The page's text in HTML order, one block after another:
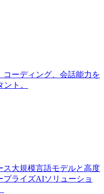
コーディング、会話能力を
ト。
ス大規模言語モデルと高度
プライズAIソリューショ